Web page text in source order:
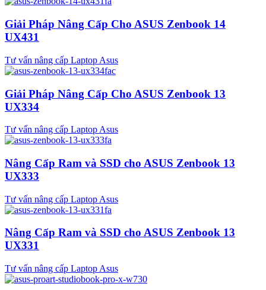
Giải Pháp Nâng Cấp Cho ASUS Zenbook 14
UX431
Tư vấn nâng cấp Laptop Asus
Giải Pháp Nâng Cấp Cho ASUS Zenbook 13
UX334
Tư vấn nâng cấp Laptop Asus
Nâng Cấp Ram và SSD cho ASUS Zenbook 13
UX333
Tư vấn nâng cấp Laptop Asus
Nâng Cấp Ram và SSD cho ASUS Zenbook 13
UX331
Tư vấn nâng cấp Laptop Asus